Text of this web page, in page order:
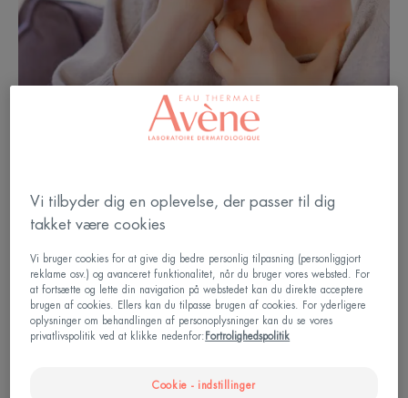
Årsager til eksem i ansigtet og på
halsen
Både atopisk eksem og kontakteksem kan opstå i
hos spædbørn og voksne. Nakkeeksem er
Vi tilbyder dig en oplevelse, der passer til dig
takket være cookies
Vi bruger cookies for at give dig bedre personlig tilpasning (personliggjort
reklame osv.) og avanceret funktionalitet, når du bruger vores websted. For
at fortsætte og lette din navigation på webstedet kan du direkte acceptere
brugen af cookies. Ellers kan du tilpasse brugen af cookies. For yderligere
oplysninger om behandlingen af personoplysninger kan du se vores
privatlivspolitik ved at klikke nedenfor: Fortrolighedspolitik
Cookie - indstillinger